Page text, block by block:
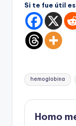
Si te fue útil
Etiquetas:
hemoglobina
Homo